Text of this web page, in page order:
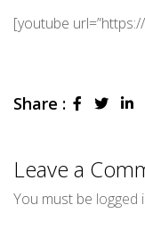
[youtube
Share :
Leave a
You must be logged